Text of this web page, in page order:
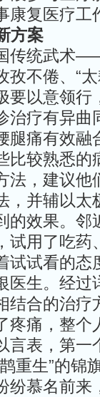
复医疗工
方案
统武术
不倦、“
要以意领行
治疗有异曲
痛有效融
比较熟悉的
法，建议他
，并辅以太
的效果。邻
试用了吃药
试试看的态
医生。经过
结合的治疗
疼痛，整个
言表，第一
重生”的锦
纷慕名前来